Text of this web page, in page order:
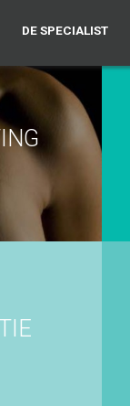
DE SPECIALIST